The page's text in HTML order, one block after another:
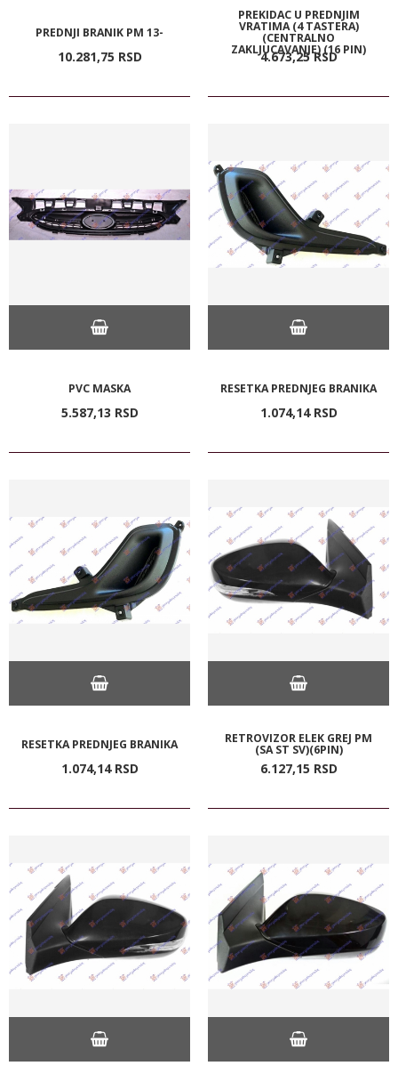
PREDNJI BRANIK PM 13-
10.281,75 RSD
PREKIDAC U PREDNJIM
VRATIMA (4 TASTERA)
(CENTRALNO
ZAKLJUCAVANJE) (16 PIN)
4.673,25 RSD
PVC MASKA
5.587,13 RSD
RESETKA PREDNJEG BRANIKA
1.074,14 RSD
RESETKA PREDNJEG BRANIKA
1.074,14 RSD
RETROVIZOR ELEK GREJ PM
(SA ST SV)(6PIN)
6.127,15 RSD